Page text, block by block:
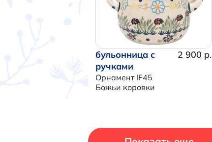
бульонница с
ручками
Орнамент IF45
Божьи коровки
2 900 р.